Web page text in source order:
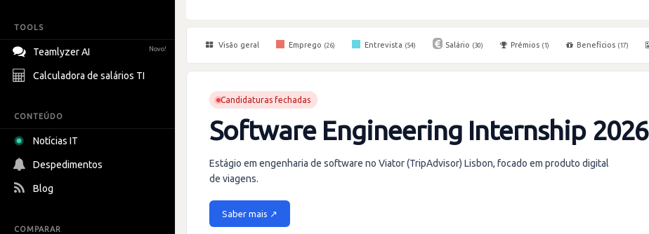
TOOLS
Teamlyzer AI Novo!
Calculadora de salários TI
CONTEÚDO
Notícias IT
Despedimentos
Blog
COMPARAR
Visão geral Emprego (26) Entrevista (54) Salário (30) Prémios (1) Benefícios (17)
Candidaturas fechadas
Software Engineering Internship 2026
Estágio em engenharia de software no Viator (TripAdvisor) Lisbon, focado em produto digital
de viagens.
Saber mais ↗